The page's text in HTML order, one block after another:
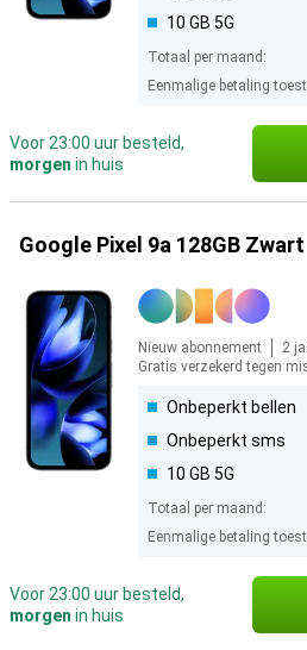
10 GB 5G
Totaal per maand:
Eenmalige betaling
Voor 23:00 uur besteld,
morgen in huis
Google Pixel 9a 128GB Zwart
Nieuw abonnement
2
Gratis verzekerd tegen
Onbeperkt bellen
Onbeperkt sms
10 GB 5G
Totaal per maand:
Eenmalige betaling
Voor 23:00 uur besteld,
morgen in huis